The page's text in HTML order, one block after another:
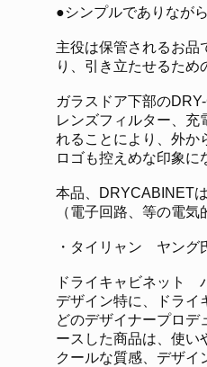
●シンプルでありなが
主役は保管されるお品
り、引き立たせるた
ガラスドア下部の
レンズフィルター、
れることにより、外か
ロゴも控えめな印象に
本品、DRYCABINET
（電子回路、等の電
・タイリャン ヤン
ドライキャビネット
デザイン特に、ドライ
どのデザイナープロデ
ースした商品は、使い
クールな質感、デザイ